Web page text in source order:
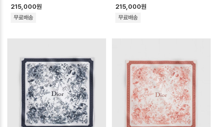
215,000원
무료배송
215,000원
무료배송